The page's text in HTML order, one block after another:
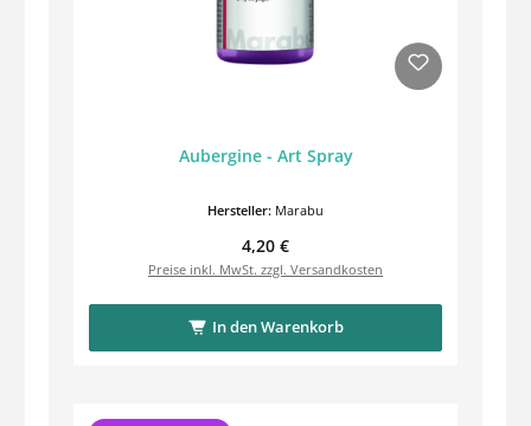
Aubergine - Art Spray
Hersteller: Marabu
Regulärer Preis:
4,20 €
Preise inkl. MwSt. zzgl. Versandkosten
In den Warenkorb